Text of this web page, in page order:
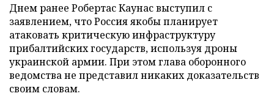
Днем ранее Робертас Каунас выступил с
заявлением, что Россия якобы планирует
атаковать критическую инфраструктуру
прибалтийских государств, используя дроны
украинской армии. При этом глава оборонного
ведомства не представил никаких доказательств
своим словам.